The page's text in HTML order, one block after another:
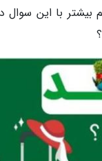
با این سوال